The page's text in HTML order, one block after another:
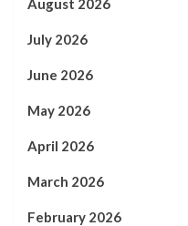
August 2026
July 2026
June 2026
May 2026
April 2026
March 2026
February 2026